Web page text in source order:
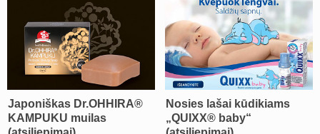
Japoniškas Dr.OHHIRA®
KAMPUKU muilas
Nosies lašai kūdikiams
„QUIXX® baby“